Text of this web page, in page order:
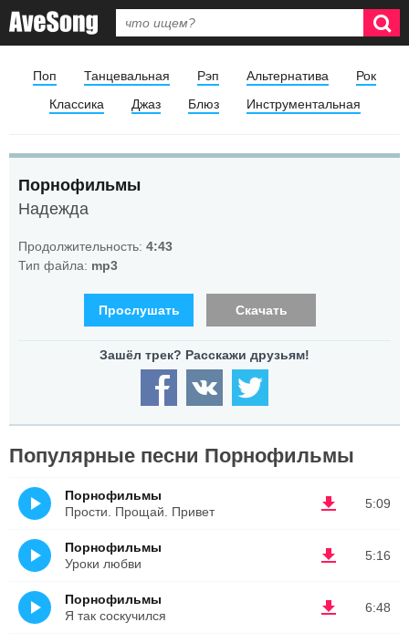
Поп Танцевальная Рэп Альтернатива
Рок
Классика
Джаз Блюз Инструментальная
Порнофильмы
Надежда
Продолжительность: 4:43
Тип файла: mp3
Прослушать Скачать
Популярные песни Порнофильмы
5:09
Порнофильмы
Прости. Прощай. Привет
5:16
Порнофильмы
Уроки любви
6:48
Порнофильмы
Я так соскучился